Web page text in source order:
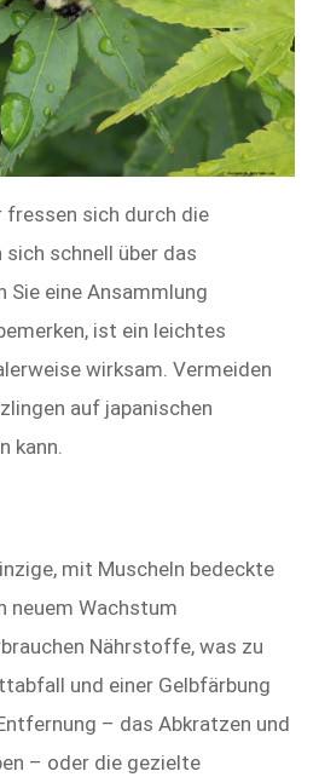
fressen sich durch die
schnell über das
Sie eine Ansammlung
ist ein leichtes
wirksam. Vermeiden
auf japanischen
kann.
mit Muscheln bedeckte
neuem Wachstum
Nährstoffe, was zu
und einer Gelbfärbung
– das Abkratzen und
– oder die gezielte